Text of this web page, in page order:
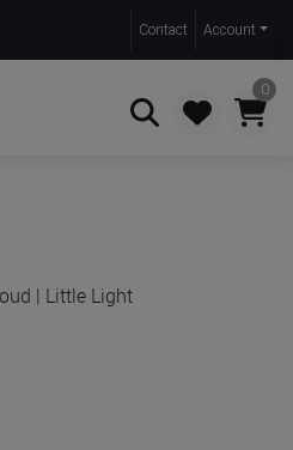
Contact Account
0
| Little Light